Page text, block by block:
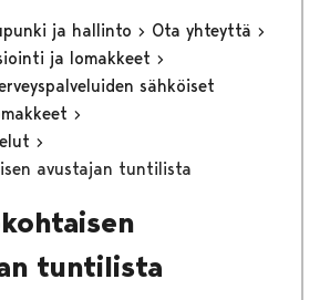
ja hallinto
Ota yhteyttä
ja lomakkeet
sähköiset
avustajan tuntilista
tuntilista